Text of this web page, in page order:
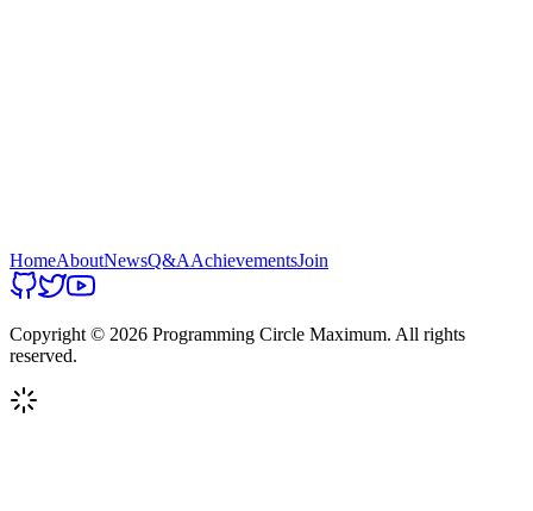
HomeAboutNewsQ&AAchievementsJoin
Copyright © 2026 Programming Circle Maximum. All rights
reserved.